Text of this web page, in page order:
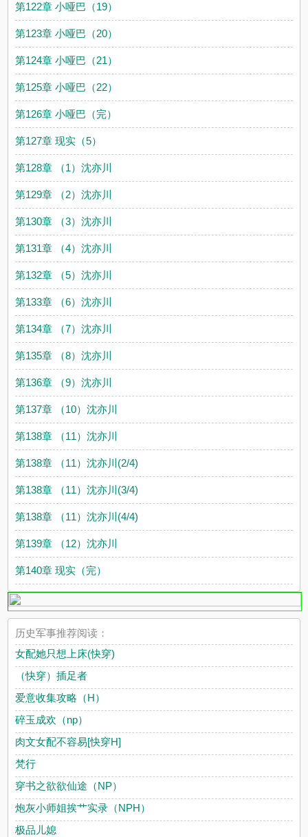
第122章 小哑巴（19）
第123章 小哑巴（20）
第124章 小哑巴（21）
第125章 小哑巴（22）
第126章 小哑巴（完）
第127章 现实（5）
第128章 （1）沈亦川
第129章 （2）沈亦川
第130章 （3）沈亦川
第131章 （4）沈亦川
第132章 （5）沈亦川
第133章 （6）沈亦川
第134章 （7）沈亦川
第135章 （8）沈亦川
第136章 （9）沈亦川
第137章 （10）沈亦川
第138章 （11）沈亦川
第138章 （11）沈亦川(2/4)
第138章 （11）沈亦川(3/4)
第138章 （11）沈亦川(4/4)
第139章 （12）沈亦川
第140章 现实（完）
历史军事推荐阅读：
女配她只想上床(快穿)
（快穿）插足者
爱意收集攻略（H）
碎玉成欢（np）
肉文女配不容易[快穿H]
梵行
穿书之欲欲仙途（NP）
炮灰小师姐挨艹实录（NPH）
极品儿媳